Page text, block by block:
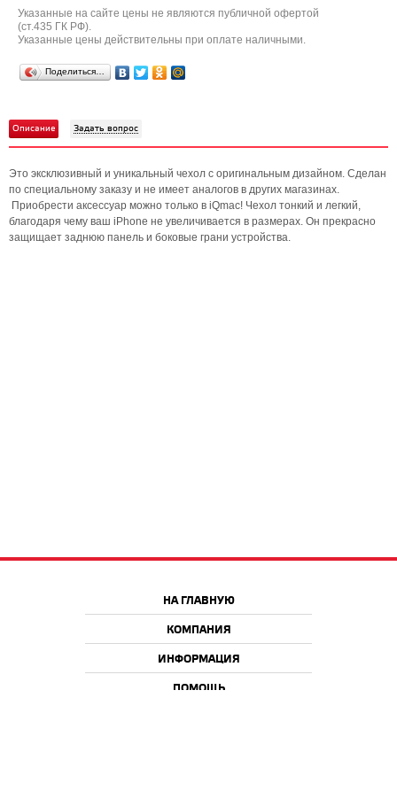
Указанные на сайте цены не являются публичной офертой
(ст.435 ГК РФ).
Указанные цены действительны при оплате наличными.
Поделиться…
Описание Задать вопрос
Это эксклюзивный и уникальный чехол с оригинальным дизайном. Сделан
по специальному заказу и не имеет аналогов в других магазинах.
Приобрести аксессуар можно только в iQmac! Чехол тонкий и легкий,
благодаря чему ваш iPhone не увеличивается в размерах. Он прекрасно
защищает заднюю панель и боковые грани устройства.
НА ГЛАВНУЮ
КОМПАНИЯ
ИНФОРМАЦИЯ
ПОМОЩЬ